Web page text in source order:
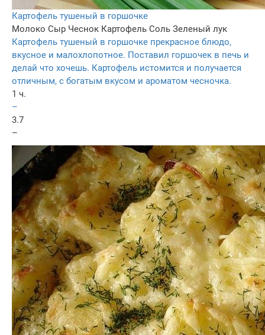
Картофель тушеный в горшочке
Молоко Сыр Чеснок Картофель Соль Зеленый лук
Картофель тушеный в горшочке прекрасное блюдо,
вкусное и малохлопотное. Поставил горшочек в печь и
делай что хочешь. Картофель истомится и получается
отличным, с богатым вкусом и ароматом чесночка.
1 ч.
–
3.7
–